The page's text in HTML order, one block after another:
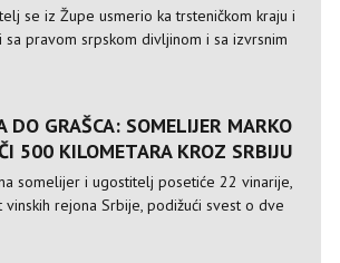
se iz Župe usmerio ka trsteničkom kraju i
sa pravom srpskom divljinom i sa izvrsnim
DO GRAŠCA: SOMELIJER MARKO
500 KILOMETARA KROZ SRBIJU
somelijer i ugostitelj posetiće 22 vinarije,
vinskih rejona Srbije, podižući svest o dve